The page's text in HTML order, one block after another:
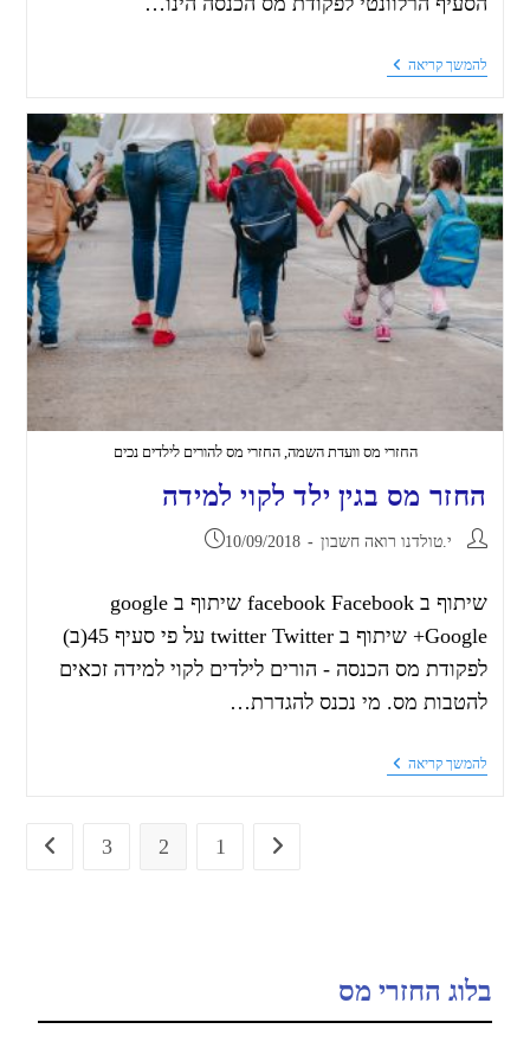
להמשך קריאה
החזרי מס וועדת השמה, החזרי מס להורים לילדים נכים
החזר מס בגין ילד לקוי למידה
י.טולדנו רואה חשבון 10/09/2018
שיתוף ב facebook Facebook שיתוף ב google
Google+ שיתוף ב twitter Twitter על פי סעיף 45(ב)
לפקודת מס הכנסה - הורים לילדים לקוי למידה זכאים
להטבות מס. מי נכנס להגדרת…
להמשך קריאה
1
2
3
בלוג החזרי מס